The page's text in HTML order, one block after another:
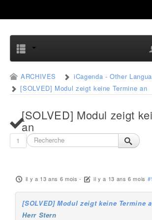
ARCHIVES iCagenda - Other
[SOLVED] Modul zeigt keine Termine an
[SOLVED] Modul zeigt
an
1
il y a 13 ans 6 mois - il y a 13 ans 6 mois
[SOLVED] Modul zeigt keine Termine
Herr Stern